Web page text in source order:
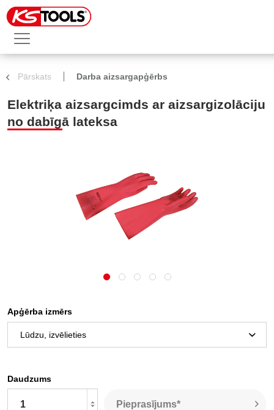
Pārskats Darba aizsargapģērbs
Elektriķa aizsargcimds ar aizsargizolāciju
no dabīgā lateksa
Apģērba izmērs
Daudzums
Pieprasījums*